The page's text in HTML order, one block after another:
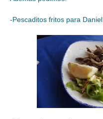
-Pescaditos fritos para Daniel